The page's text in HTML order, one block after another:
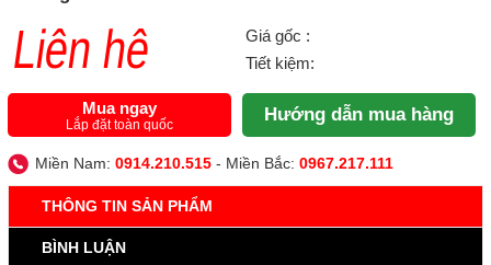
Liên hệ
Giá gốc :
Tiết kiệm:
Mua ngay
Lắp đặt toàn quốc Hướng dẫn mua hàng
Miền Nam: 0914.210.515 - Miền Bắc: 0967.217.111
THÔNG TIN SẢN PHẨM
BÌNH LUẬN